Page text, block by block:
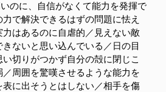
のに、自信がなくて能力を発揮で
で解決できるはずの問題に怯え
はあるのに自虐的／見えない敵
ないと思い込んでいる／日の目
切りがつかず自分の殻に閉じこ
周囲を驚嘆させるような能力を
に出そうとはしない／相手を傷